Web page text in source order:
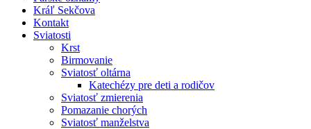
Kráľ Sekčova
Kontakt
Sviatosti
Krst
Birmovanie
Sviatosť oltárna
Katechézy pre deti a rodičov
Sviatosť zmierenia
Pomazanie chorých
Sviatosť manželstva